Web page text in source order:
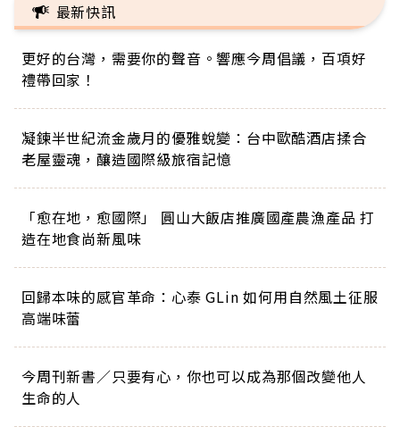
最新快訊
更好的台灣，需要你的聲音。響應今周倡議，百項好
禮帶回家！
凝鍊半世紀流金歲月的優雅蛻變：台中歐酷酒店揉合
老屋靈魂，釀造國際級旅宿記憶
「愈在地，愈國際」 圓山大飯店推廣國產農漁產品 打
造在地食尚新風味
回歸本味的感官革命：心泰 GLin 如何用自然風土征服
高端味蕾
今周刊新書／只要有心，你也可以成為那個改變他人
生命的人